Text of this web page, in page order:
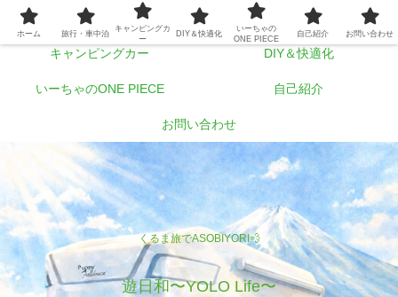
くるま旅でASOBIYORI💨
遊日和〜YOLO Life〜
ホーム 旅行・車中泊
キャンピングカー DIY＆快適化
いーちゃのONE PIECE 自己紹介
お問い合わせ
ホーム 旅行・車中泊
キャンピングカ
ー
DIY＆快適化
いーちゃの
ONE PIECE
自己紹介 お問い合わせ